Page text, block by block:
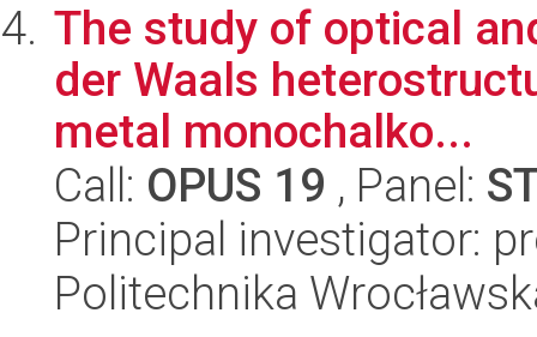
The study of optical
der Waals
metal monochalko...
Call: OPUS 19 , Panel:
Principal investigator:
Politechnika